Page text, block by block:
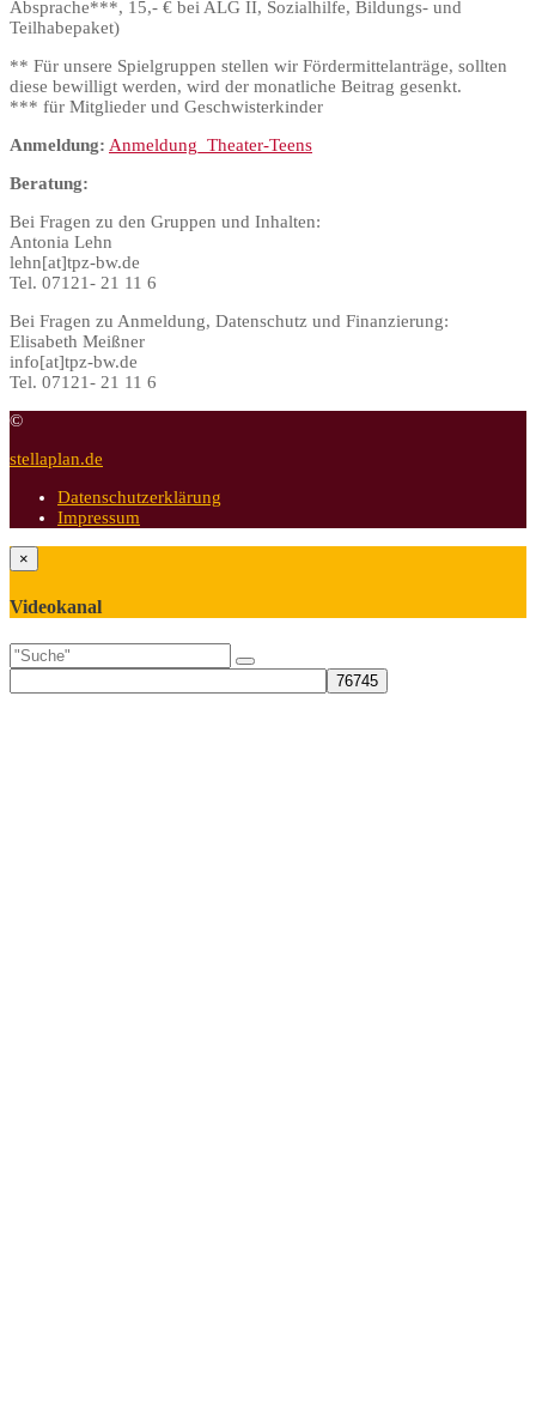
Absprache***, 15,- € bei ALG II, Sozialhilfe, Bildungs- und
Teilhabepaket)
** Für unsere Spielgruppen stellen wir Fördermittelanträge, sollten
diese bewilligt werden, wird der monatliche Beitrag gesenkt.
*** für Mitglieder und Geschwisterkinder
Anmeldung: Anmeldung_Theater-Teens
Beratung:
Bei Fragen zu den Gruppen und Inhalten:
Antonia Lehn
lehn[at]tpz-bw.de
Tel. 07121- 21 11 6
Bei Fragen zu Anmeldung, Datenschutz und Finanzierung:
Elisabeth Meißner
info[at]tpz-bw.de
Tel. 07121- 21 11 6
©
stellaplan.de
Datenschutzerklärung
Impressum
×
Videokanal